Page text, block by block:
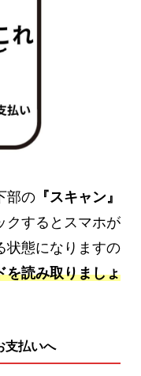
部の 『スキャン』
クするとスマホが
状態になりますの
を読み取りましょ
支払いへ